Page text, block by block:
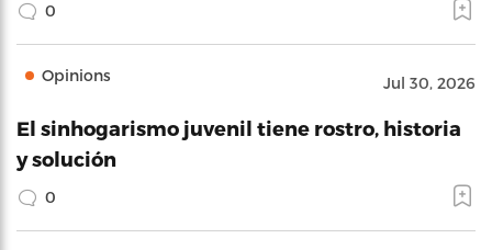
0
Opinions Jul 30, 2026
El sinhogarismo juvenil tiene rostro, historia
y solución
0